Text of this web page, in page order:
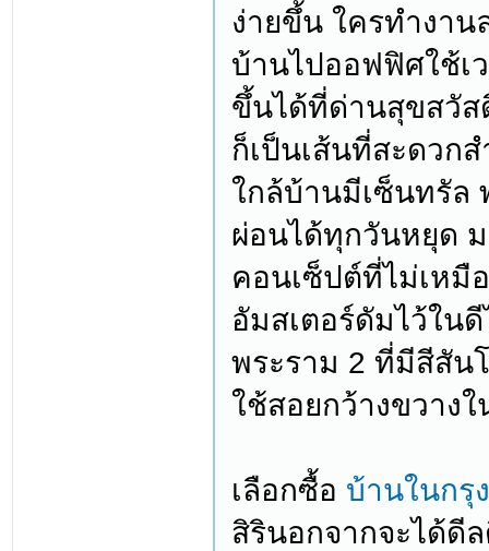
ง่ายขึ้น ใครทำงาน
บ้านไปออฟฟิศใช้เ
ขึ้นได้ที่ด่านสุขสวัส
ก็เป็นเส้นที่สะดวก
ใกล้บ้านมีเซ็นทรัล
ผ่อนได้ทุกวันหยุด
คอนเซ็ปต์ที่ไม่เหมื
อัมสเตอร์ดัมไว้ใน
พระราม 2 ที่มีสีสัน
ใช้สอยกว้างขวาง
เลือกซื้อ บ้านในกรุ
สิรินอกจากจะได้ดี